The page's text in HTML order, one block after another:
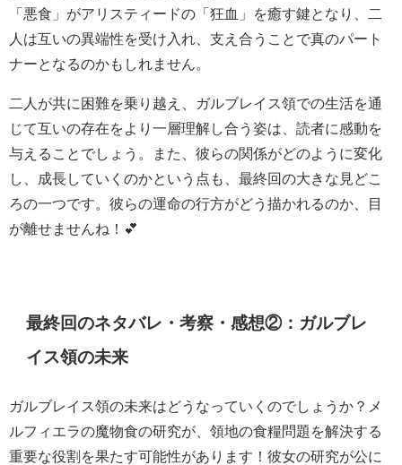
「悪食」がアリスティードの「狂血」を癒す鍵となり、二
人は互いの異端性を受け入れ、支え合うことで真のパート
ナーとなるのかもしれません。
二人が共に困難を乗り越え、ガルブレイス領での生活を通
じて互いの存在をより一層理解し合う姿は、読者に感動を
与えることでしょう。また、彼らの関係がどのように変化
し、成長していくのかという点も、最終回の大きな見どこ
ろの一つです。彼らの運命の行方がどう描かれるのか、目
が離せませんね！💕
最終回のネタバレ・考察・感想②：ガルブレ
イス領の未来
ガルブレイス領の未来はどうなっていくのでしょうか？メ
ルフィエラの魔物食の研究が、領地の食糧問題を解決する
重要な役割を果たす可能性があります！彼女の研究が公に